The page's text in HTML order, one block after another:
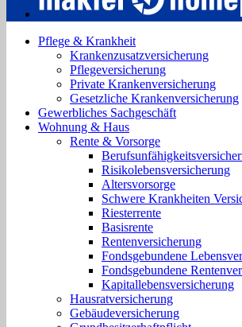
Pflege & Krankheit
Krankenzusatzversicherung
Pflegeversicherung
Private Krankenversicherung
Gesetzliche Krankenversicherung
Gewerbliches Sachgeschäft
Wohnung & Haus
Rente & Vorsorge
Risikolebensversicherung
Altersvorsorge
Schwere Krankheiten
Riesterrente
Basisrente
Rentenversicherung
Fondsgebundene
Fondsgebundene
Kapitallebensversicherung
Hausratversicherung
Gebäudeversicherung